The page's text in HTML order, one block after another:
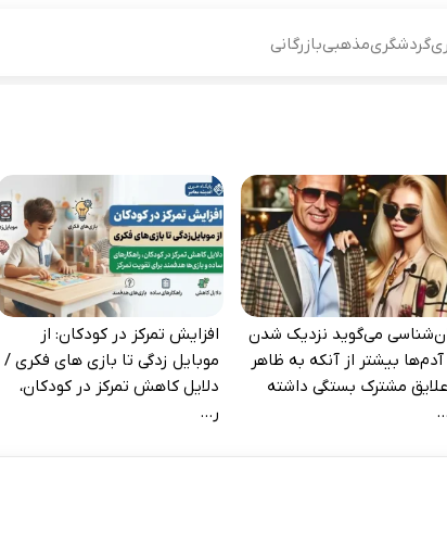
گردشگریمذهبیبازرگانی
می‌گوید نزدیک شدن
بیشتر از آنکه به ظاهر
علایق مشترک بستگی داشته
افزایش تمرکز در کودکان: از
موبایل‌ زدگی تا بازی‌ های فکری /
دلایل کاهش تمرکز در کودکان،
ر...